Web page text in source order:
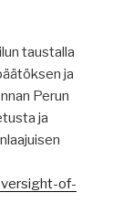
taustalla
ja
Perun
ja
of-